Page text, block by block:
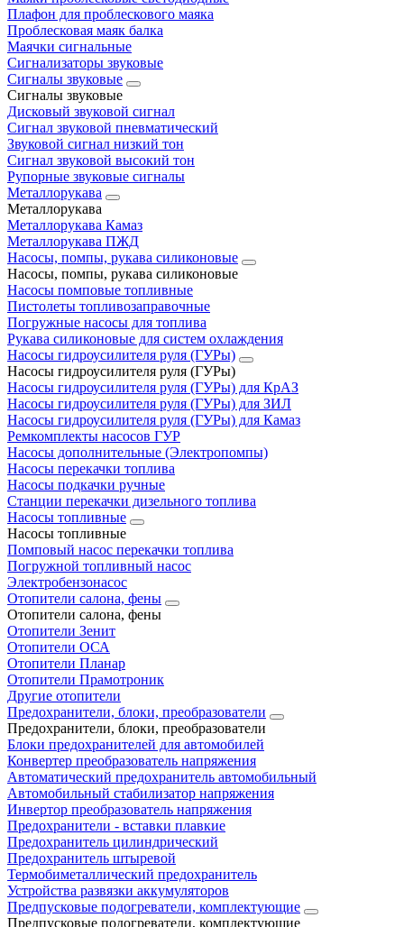
Плафон для проблескового маяка
Проблесковая маяк балка
Маячки сигнальные
Сигнализаторы звуковые
Сигналы звуковые
Сигналы звуковые
Дисковый звуковой сигнал
Сигнал звуковой пневматический
Звуковой сигнал низкий тон
Сигнал звуковой высокий тон
Рупорные звуковые сигналы
Металлорукава
Металлорукава
Металлорукава Камаз
Металлорукава ПЖД
Насосы, помпы, рукава силиконовые
Насосы, помпы, рукава силиконовые
Насосы помповые топливные
Пистолеты топливозаправочные
Погружные насосы для топлива
Рукава силиконовые для систем охлаждения
Насосы гидроусилителя руля (ГУРы)
Насосы гидроусилителя руля (ГУРы)
Насосы гидроусилителя руля (ГУРы) для КрАЗ
Насосы гидроусилителя руля (ГУРы) для ЗИЛ
Насосы гидроусилителя руля (ГУРы) для Камаз
Ремкомплекты насосов ГУР
Насосы дополнительные (Электропомпы)
Насосы перекачки топлива
Насосы подкачки ручные
Станции перекачки дизельного топлива
Насосы топливные
Насосы топливные
Помповый насос перекачки топлива
Погружной топливный насос
Электробензонасос
Отопители салона, фены
Отопители салона, фены
Отопители Зенит
Отопители ОСА
Отопители Планар
Отопители Прамотроник
Другие отопители
Предохранители, блоки, преобразователи
Предохранители, блоки, преобразователи
Блоки предохранителей для автомобилей
Конвертер преобразователь напряжения
Автоматический предохранитель автомобильный
Автомобильный стабилизатор напряжения
Инвертор преобразователь напряжения
Предохранители - вставки плавкие
Предохранитель цилиндрический
Предохранитель штыревой
Термобиметаллический предохранитель
Устройства развязки аккумуляторов
Предпусковые подогреватели, комплектующие
Предпусковые подогреватели, комплектующие